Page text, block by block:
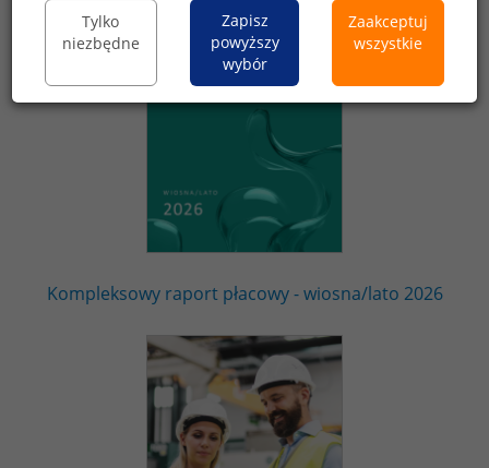
Kompleksowy raport płacowy - wiosna/lato 2026
Tylko
niezbędne
Zapisz
powyższy
wybór
Zaakceptuj
wszystkie